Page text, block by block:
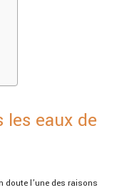
les eaux de
doute l’une des raisons